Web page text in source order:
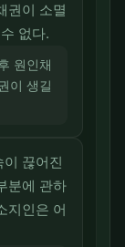
권이 소멸
없다.
원인채
이 생길
끊어진
분에 관하
지인은 어